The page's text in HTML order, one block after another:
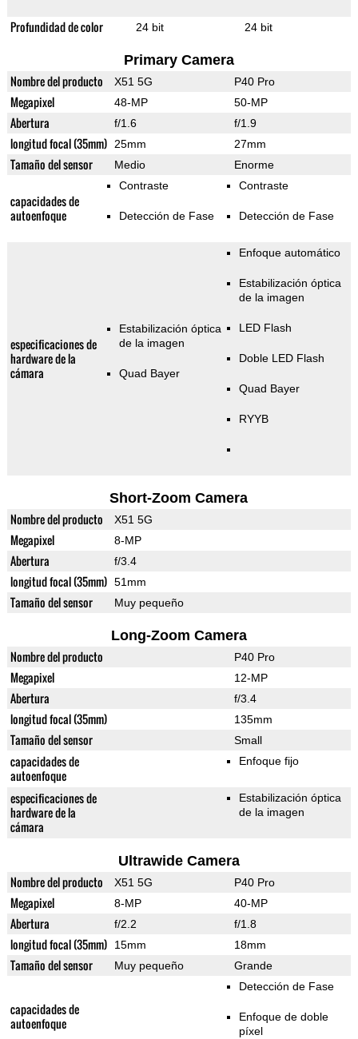
Profundidad de color 24 bit 24 bit
Primary Camera
Nombre del producto X51 5G P40 Pro
Megapixel 48-MP 50-MP
Abertura f/1.6 f/1.9
longitud focal (35mm) 25mm 27mm
Tamaño del sensor Medio Enorme
capacidades de
autoenfoque
Contraste
Detección de Fase
Contraste
Detección de Fase
especificaciones de
hardware de la
cámara
Estabilización óptica
de la imagen
Quad Bayer
Enfoque automático
Estabilización óptica
de la imagen
LED Flash
Doble LED Flash
Quad Bayer
RYYB
Short-Zoom Camera
Nombre del producto X51 5G
Megapixel 8-MP
Abertura f/3.4
longitud focal (35mm) 51mm
Tamaño del sensor Muy pequeño
Long-Zoom Camera
Nombre del producto P40 Pro
Megapixel 12-MP
Abertura f/3.4
longitud focal (35mm) 135mm
Tamaño del sensor Small
capacidades de
autoenfoque
Enfoque fijo
especificaciones de
hardware de la
cámara
Estabilización óptica
de la imagen
Ultrawide Camera
Nombre del producto X51 5G P40 Pro
Megapixel 8-MP 40-MP
Abertura f/2.2 f/1.8
longitud focal (35mm) 15mm 18mm
Tamaño del sensor Muy pequeño Grande
capacidades de
autoenfoque
Detección de Fase
Enfoque de doble
píxel